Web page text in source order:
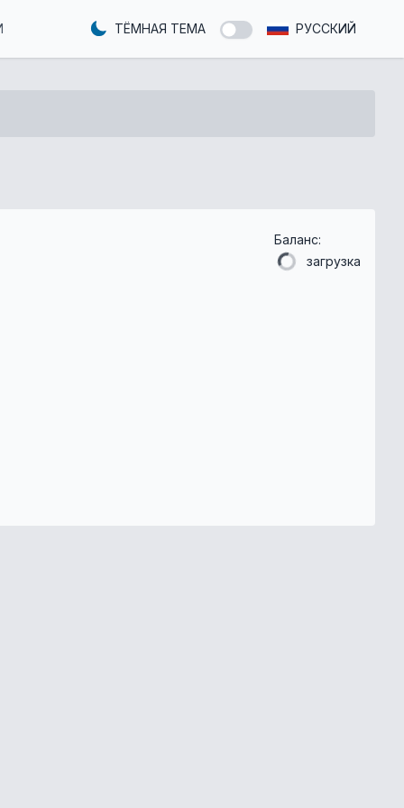
ТЁМНАЯ ТЕМА РУССКИЙ
Баланс:
загрузка